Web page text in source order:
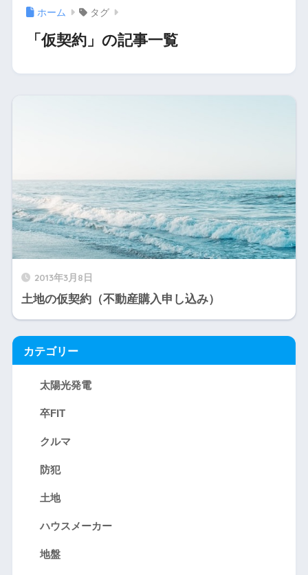
ホーム タグ
「仮契約」の記事一覧
2013年3月8日
土地の仮契約（不動産購入申し込み）
カテゴリー
太陽光発電
卒FIT
クルマ
防犯
土地
ハウスメーカー
地盤